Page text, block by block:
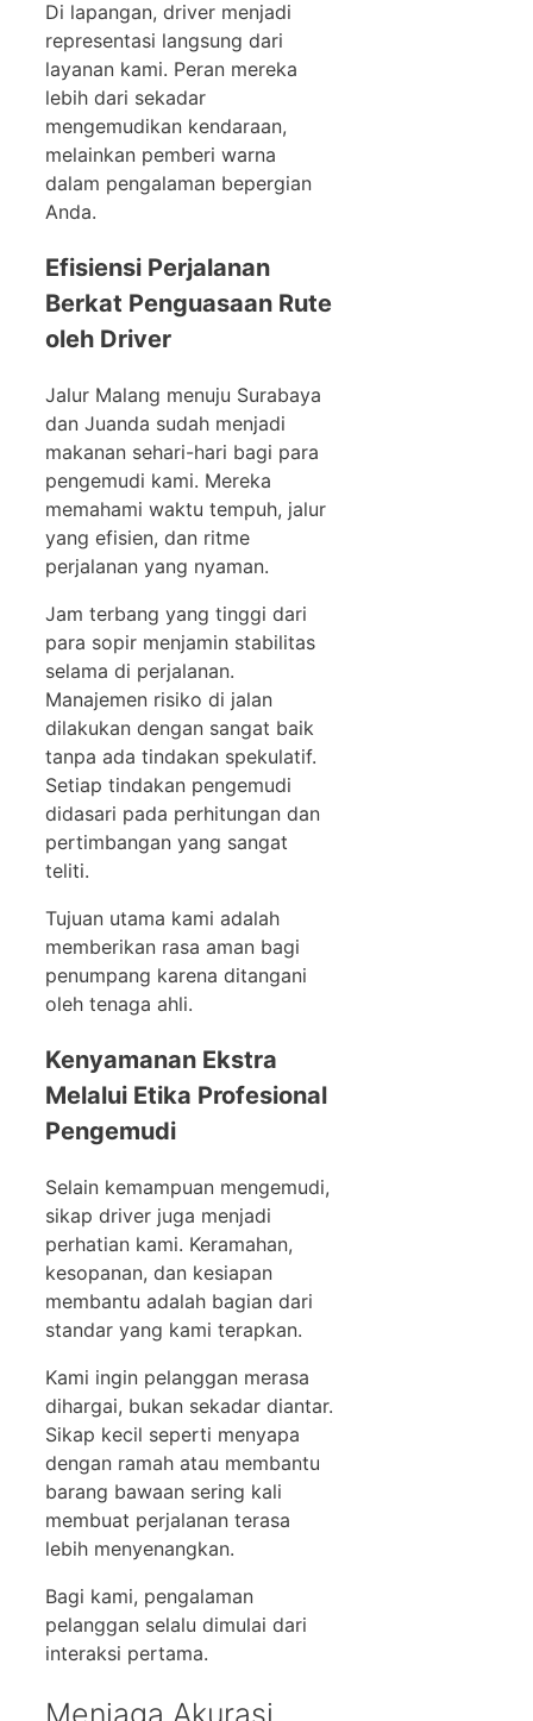
Di lapangan, driver menjadi
representasi langsung dari
layanan kami. Peran mereka
lebih dari sekadar
mengemudikan kendaraan,
melainkan pemberi warna
dalam pengalaman bepergian
Anda.
Efisiensi Perjalanan
Berkat Penguasaan Rute
oleh Driver
Jalur Malang menuju Surabaya
dan Juanda sudah menjadi
makanan sehari-hari bagi para
pengemudi kami. Mereka
memahami waktu tempuh, jalur
yang efisien, dan ritme
perjalanan yang nyaman.
Jam terbang yang tinggi dari
para sopir menjamin stabilitas
selama di perjalanan.
Manajemen risiko di jalan
dilakukan dengan sangat baik
tanpa ada tindakan spekulatif.
Setiap tindakan pengemudi
didasari pada perhitungan dan
pertimbangan yang sangat
teliti.
Tujuan utama kami adalah
memberikan rasa aman bagi
penumpang karena ditangani
oleh tenaga ahli.
Kenyamanan Ekstra
Melalui Etika Profesional
Pengemudi
Selain kemampuan mengemudi,
sikap driver juga menjadi
perhatian kami. Keramahan,
kesopanan, dan kesiapan
membantu adalah bagian dari
standar yang kami terapkan.
Kami ingin pelanggan merasa
dihargai, bukan sekadar diantar.
Sikap kecil seperti menyapa
dengan ramah atau membantu
barang bawaan sering kali
membuat perjalanan terasa
lebih menyenangkan.
Bagi kami, pengalaman
pelanggan selalu dimulai dari
interaksi pertama.
Menjaga Akurasi